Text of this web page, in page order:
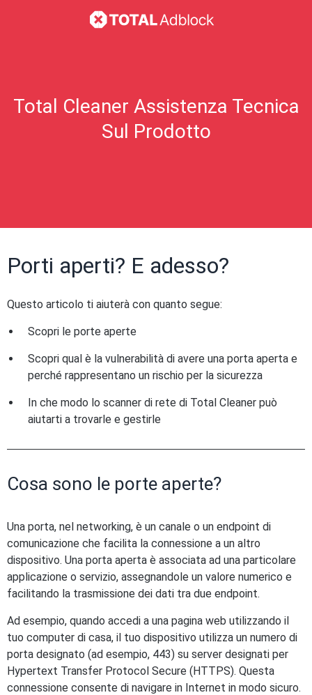
Total Cleaner Assistenza Tecnica
Sul Prodotto
Porti aperti? E adesso?
Questo articolo ti aiuterà con quanto segue:
Scopri le porte aperte
Scopri qual è la vulnerabilità di avere una porta aperta e
perché rappresentano un rischio per la sicurezza
In che modo lo scanner di rete di Total Cleaner può
aiutarti a trovarle e gestirle
Cosa sono le porte aperte?
Una porta, nel networking, è un canale o un endpoint di
comunicazione che facilita la connessione a un altro
dispositivo. Una porta aperta è associata ad una particolare
applicazione o servizio, assegnandole un valore numerico e
facilitando la trasmissione dei dati tra due endpoint.
Ad esempio, quando accedi a una pagina web utilizzando il
tuo computer di casa, il tuo dispositivo utilizza un numero di
porta designato (ad esempio, 443) su server designati per
Hypertext Transfer Protocol Secure (HTTPS). Questa
connessione consente di navigare in Internet in modo sicuro.